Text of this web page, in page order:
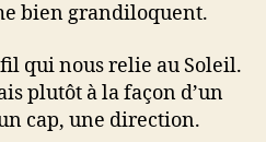
bien grandiloquent.
qui nous relie au Soleil.
plutôt à la façon d’un
cap, une direction.